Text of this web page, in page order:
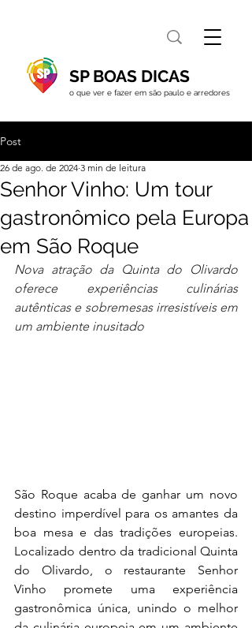
SP BOAS DICAS
o que ver e fazer em são paulo e arredores
Post
Senhor Vinho: Um tour
gastronômico pela Europa
em São Roque
26 de ago. de 2024 3 min de leitura
Nova atração da Quinta do Olivardo
oferece experiências culinárias
autênticas e sobremesas irresistíveis em
um ambiente inusitado
São Roque acaba de ganhar um novo
destino imperdível para os amantes da
boa mesa e das tradições europeias.
Localizado dentro da tradicional Quinta
do Olivardo, o restaurante Senhor
Vinho promete uma experiência
gastronômica única, unindo o melhor